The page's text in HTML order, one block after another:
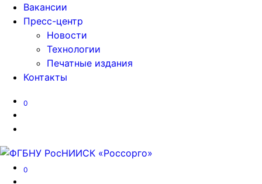
Вакансии
Пресс-центр
Новости
Технологии
Печатные издания
Контакты
0
0